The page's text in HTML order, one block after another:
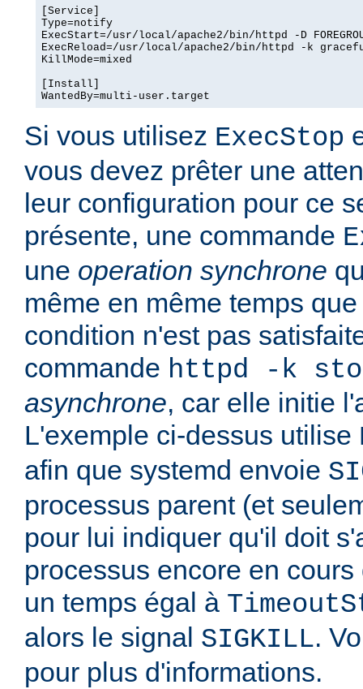
[Service]
Type=notify
ExecStart=/usr/local/apache2/bin/httpd -D
ExecReload=/usr/local/apache2/bin/httpd -k
KillMode=mixed
[Install]
WantedBy=multi-user.target
Si vous utilisez ExecStop
vous devez prêter une
leur configuration pour ce
présente, une commande
une operation synchrone
même en même temps
condition n'est pas
commande httpd -k
asynchrone, car elle initie
L'exemple ci-dessus utilise
afin que systemd envoie
processus parent (et
pour lui indiquer qu'il doit
processus encore en
un temps égal à
alors le signal SIGKILL.
pour plus d'informations.